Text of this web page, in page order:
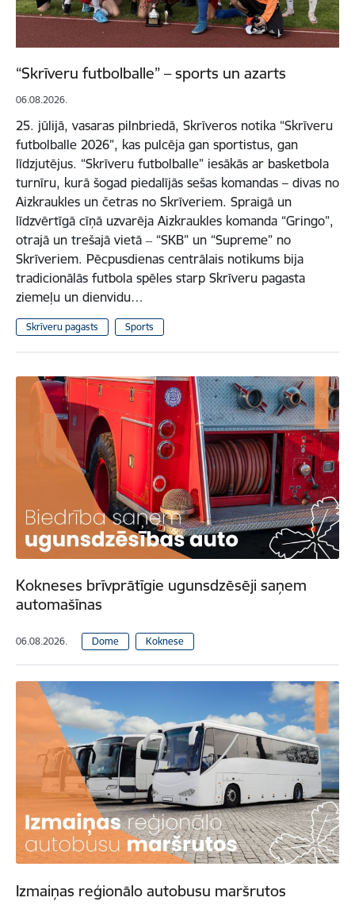
“Skrīveru futbolballe” – sports un azarts
06.08.2026.
25. jūlijā, vasaras pilnbriedā, Skrīveros notika “Skrīveru
futbolballe 2026”, kas pulcēja gan sportistus, gan
līdzjutējus. “Skrīveru futbolballe” iesākās ar basketbola
turnīru, kurā šogad piedalījās sešas komandas – divas no
Aizkraukles un četras no Skrīveriem. Spraigā un
līdzvērtīgā cīņā uzvarēja Aizkraukles komanda “Gringo”,
otrajā un trešajā vietā ‒ “SKB” un “Supreme” no
Skrīveriem. Pēcpusdienas centrālais notikums bija
tradicionālās futbola spēles starp Skrīveru pagasta
ziemeļu un dienvidu…
Skrīveru pagasts Sports
Kokneses brīvprātīgie ugunsdzēsēji saņem
automašīnas
06.08.2026. Dome Koknese
Izmaiņas reģionālo autobusu maršrutos